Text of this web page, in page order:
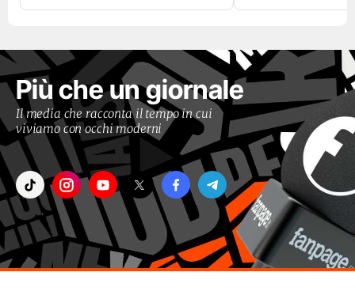
Più che un giornale
Il media che racconta il tempo in cui
viviamo con occhi moderni